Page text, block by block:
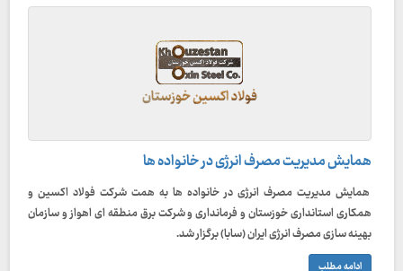
همایش مدیریت مصرف انرژی در خانواده ها
همایش مدیریت مصرف انرژی در خانواده ها به همت شرکت فولاد اکسین و
همکاری استانداری خوزستان و فرمانداری و شرکت برق منطقه ای اهواز و سازمان
بهینه سازی مصرف انرژی ایران (سابا) برگزار شد.
ادامه مطلب